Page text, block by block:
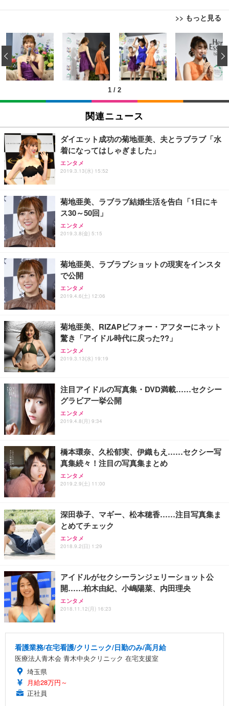
>> もっと見る
[EdoErgo] オフィスチェア 椅子 テレワーク 疲れな
い 跳ね上げ式アームレスト コンパクト 約105度ロッ
キング pc 事務椅子 360度回転 座面昇降 強化ナイロ
ン樹脂ベース 通気性メッシュ 在宅ワーク H-WY01
(黒網+黒枠+黒足)
￥5,699
SIHOO B100 オフィスチェア／デスクチェア メッシ
ュチェア 人間工学 疲れない ブラック
￥27,999
Sezlife オフィスチェア デスクチェア 疲れない テレ
ワーク チェア 強化バックレスト 30度ロッキング機
能 人間工学 椅子 腰サポート 90度跳ね上げ式アーム
務用 おしゃれ パソコンチェア (ブラック)
Sezlife オフィスチェア デスクチェア 疲れない テレ
ワーク チェア 強化バックレスト 30度ロッキング機
能 人間工学 椅子 腰サポート 90度跳ね上げ式アーム
務用 おしゃれ パソコンチェア (ホワイト)
ANDWINT オフィスチェア デスクチェア 肘なし メ
ッシュ 通気性 ランバーサポート付き 腰サポート ガ
ス圧無段階昇降 360度回転 キャスター付き コンパク
EIZO ビジネス向けプレミアムモニター | FlexScan
EV3240X-WT | 31.5型4K UHD・USB Type-C・ホワ
イト
￥105,595
EIZO ビジネス向けプレミアムモニター | FlexScan
￥109,572
【純正品】27"ゲーミングモニター DualSense 充電
フック付き（CFI-ZDM1J）
【整備済み品】Dell E2724HS 27インチ 液晶モニタ
ー フルHD（1920×1080）VA 非光沢 HDMI/DisplayP
ort/VGA スピーカー内蔵 高さ調整 スイベル VESA対
【MiniLED/24.5inch/280Hz/FHD】GRAPHT THE S
HOOTER Gaming Monitor 24” Essential ゲーミン
グモニター QD 24.5インチ 1ms FHD 量子ドット 残
Amazonベーシック ペットシーツ 薄型 レギュラー 1
回使い捨て 無香料 ホワイト 300枚
￥3,373
Amazonベーシック ペットシーツ 厚型 ワイド 42枚
x2袋(84枚) ホワイト(吸収面:ライトブルー)
￥3,234
ネオ・ルーライフ ネオ・オムツ L 中型犬用 26枚入
り 単品
Smart Basic(スマートベーシック) 【Amazon.co.jp
限定】 Smart Basic アイリスオーヤマ ペットシーツ
超厚型 お徳用 ワイド 100枚入 (x 1) (ケース販売)
アイリスオーヤマ ペットシーツ 超厚型 お徳用 レギ
ュラー 200枚入【Amazon.co.jp限定】
1 / 2
‹
関連ニュース
ダイエット成功の菊地亜美、夫とラブラブ「水
着になってはしゃぎました」
エンタメ
2019.3.13(水) 15:52
菊地亜美、ラブラブ結婚生活を告白「1日にキ
ス30～50回」
エンタメ
2019.3.8(金) 5:15
菊地亜美、ラブラブショットの現実をインスタ
で公開
エンタメ
2019.4.6(土) 12:06
菊地亜美、RIZAPビフォー・アフターにネット
驚き「アイドル時代に戻った??」
エンタメ
2019.3.13(水) 19:19
注目アイドルの写真集・DVD満載……セクシー
グラビア一挙公開
エンタメ
2019.4.8(月) 9:34
橋本環奈、久松郁実、伊織もえ……セクシー写
真集続々！注目の写真集まとめ
エンタメ
2019.2.9(土) 11:00
深田恭子、マギー、松本穂香……注目写真集ま
とめてチェック
エンタメ
2018.9.2(日) 1:29
アイドルがセクシーランジェリーショット公
開……柏木由紀、小嶋陽菜、内田理央
エンタメ
2018.11.12(月) 16:23
看護業務/在宅看護/クリニック/日勤のみ/高月給
医療法人青木会 青木中央クリニック 在宅支援室
埼玉県
月給28万円～
正社員